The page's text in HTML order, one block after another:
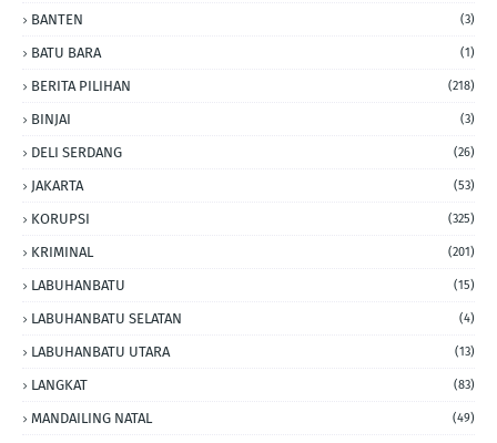
BANTEN (3)
BATU BARA (1)
BERITA PILIHAN (218)
BINJAI (3)
DELI SERDANG (26)
JAKARTA (53)
KORUPSI (325)
KRIMINAL (201)
LABUHANBATU (15)
LABUHANBATU SELATAN (4)
LABUHANBATU UTARA (13)
LANGKAT (83)
MANDAILING NATAL (49)